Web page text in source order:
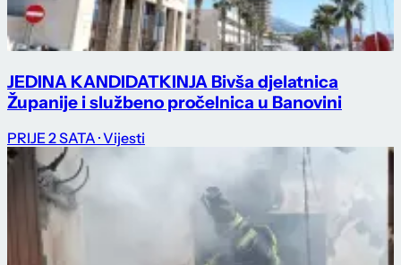
JEDINA KANDIDATKINJA Bivša djelatnica
Županije i službeno pročelnica u Banovini
PRIJE 2 SATA · Vijesti